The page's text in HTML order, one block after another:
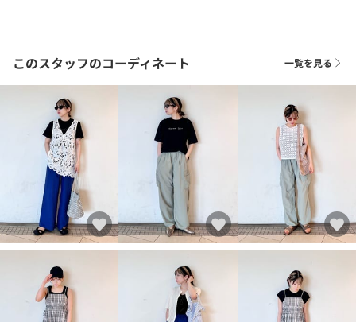
このスタッフのコーディネート 一覧を見る